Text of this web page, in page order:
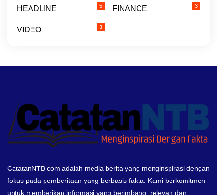
HEADLINE 5 FINANCE 3
VIDEO 3
CatatanNTB.com adalah media berita yang menginspirasi dengan
fokus pada pemberitaan yang berbasis fakta. Kami berkomitmen
untuk memberikan informasi yang berimbang, relevan dan